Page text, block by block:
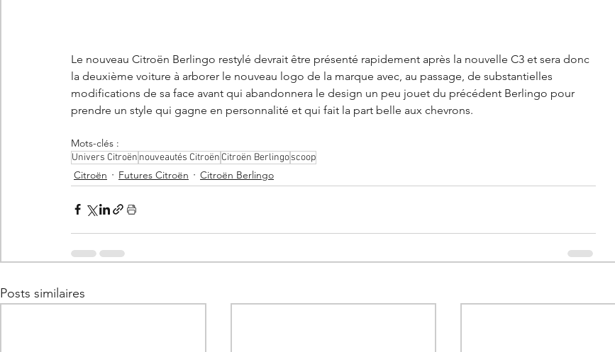
Le nouveau Citroën Berlingo restylé devrait être présenté rapidement après la nouvelle C3 et sera donc
la deuxième voiture à arborer le nouveau logo de la marque avec, au passage, de substantielles
modifications de sa face avant qui abandonnera le design un peu jouet du précédent Berlingo pour
prendre un style qui gagne en personnalité et qui fait la part belle aux chevrons.
Mots-clés :
Univers Citroën nouveautés Citroën Citroën Berlingoscoop
Citroën Futures Citroën Citroën Berlingo
Posts similaires